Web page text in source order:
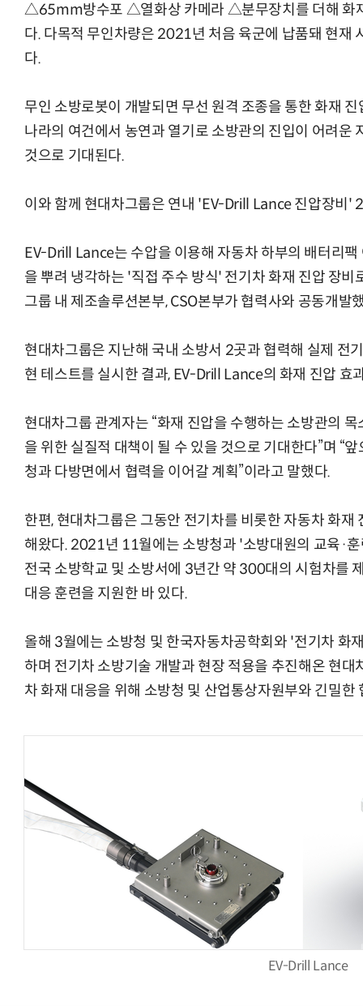
△65mm방수포 △열화상 카메라 △분무장치를 더해 화
다. 다목적 무인차량은 2021년 처음 육군에 납품돼 현재
다.
무인 소방로봇이 개발되면 무선 원격 조종을 통한 화재
나라의 여건에서 농연과 열기로 소방관의 진입이 어려운
것으로 기대된다.
이와 함께 현대차그룹은 연내 'EV-Drill Lance 진압장비'
EV-Drill Lance는 수압을 이용해 자동차 하부의 배터리
을 뿌려 냉각하는 '직접 주수 방식' 전기차 화재 진압 장비
그룹 내 제조솔루션본부, CSO본부가 협력사와 공동개발
현대차그룹은 지난해 국내 소방서 2곳과 협력해 실제 전
현 테스트를 실시한 결과, EV-Drill Lance의 화재 진압 효
현대차그룹 관계자는 “화재 진압을 수행하는 소방관의
을 위한 실질적 대책이 될 수 있을 것으로 기대한다”며 “
청과 다방면에서 협력을 이어갈 계획”이라고 말했다.
한편, 현대차그룹은 그동안 전기차를 비롯한 자동차 화
해왔다. 2021년 11월에는 소방청과 '소방대원의 교육·
전국 소방학교 및 소방서에 3년간 약 300대의 시험차를
대응 훈련을 지원한 바 있다.
올해 3월에는 소방청 및 한국자동차공학회와 '전기차 화
하며 전기차 소방기술 개발과 현장 적용을 추진해온 현
차 화재 대응을 위해 소방청 및 산업통상자원부와 긴밀한
EV-Drill Lance